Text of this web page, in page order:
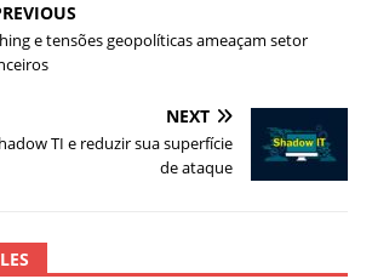
e tensões geopolíticas ameaçam setor
NEXT
TI e reduzir sua superfície
de ataque